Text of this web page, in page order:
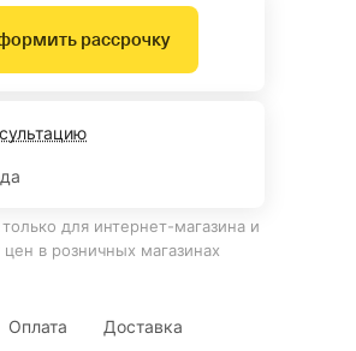
рассрочку
для интернет-магазина и
в розничных магазинах
Оплата Доставка